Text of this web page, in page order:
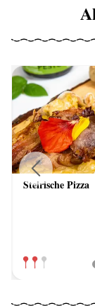
Steirische Pizza
Previous